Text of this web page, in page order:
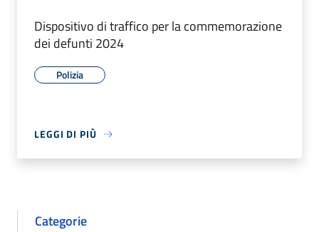
Dispositivo di traffico per la commemorazione
dei defunti 2024
Polizia
LEGGI DI PIÙ
Categorie